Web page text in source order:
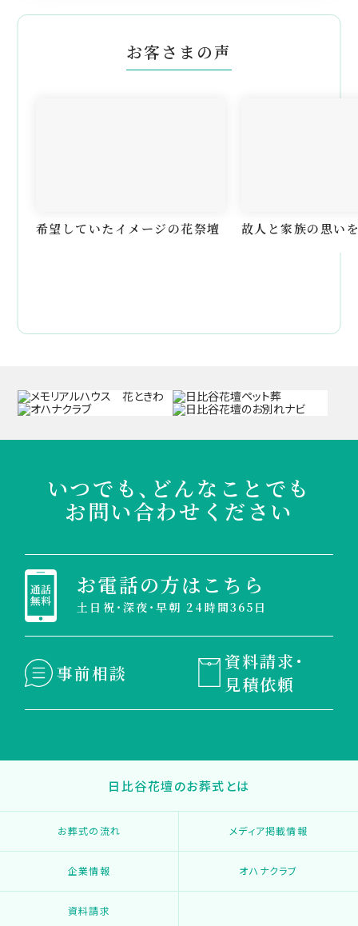
お客さまの声
希望していたイメージの花祭壇 故人と家族の思い
いつでも、どんなことでも
お問い合わせください
お電話の方はこちら
土日祝・深夜・早朝 24時間365日
事前相談
資料請求・
見積依頼
日比谷花壇のお葬式とは
お葬式の流れ メディア掲載情報
企業情報 オハナクラブ
資料請求